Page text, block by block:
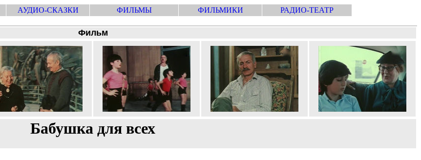
АУДИО-СКАЗКИ ФИЛЬМЫ ФИЛЬМИКИ РАДИО-ТЕАТР
Фильм
Бабушка для всех